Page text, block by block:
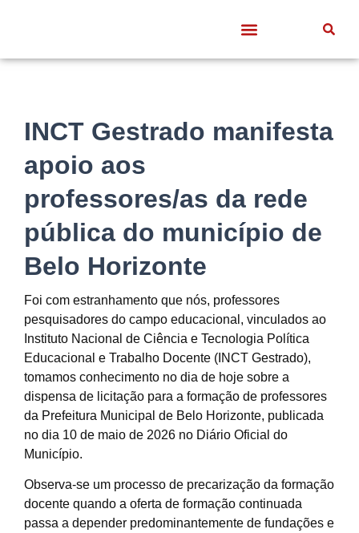
INCT Gestrado manifesta
apoio aos
professores/as da rede
pública do município de
Belo Horizonte
Foi com estranhamento que nós, professores
pesquisadores do campo educacional, vinculados ao
Instituto Nacional de Ciência e Tecnologia Política
Educacional e Trabalho Docente (INCT Gestrado),
tomamos conhecimento no dia de hoje sobre a
dispensa de licitação para a formação de professores
da Prefeitura Municipal de Belo Horizonte, publicada
no dia 10 de maio de 2026 no Diário Oficial do
Município.
Observa-se um processo de precarização da formação
docente quando a oferta de formação continuada
passa a depender predominantemente de fundações e